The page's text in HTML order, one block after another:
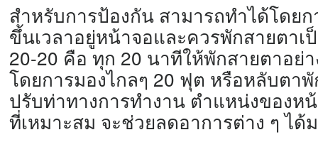
สำหรับการป้องกัน สามารถทำได้โดย
ขึ้นเวลาอยู่หน้าจอและควรพักสายตาเ
20-20 คือ ทุก 20 นาทีให้พักสายตาอย่
โดยการมองไกลๆ 20 ฟุต หรือหลับตา
ปรับท่าทางการทำงาน ตำแหน่งของห
ที่เหมาะสม จะช่วยลดอาการต่าง ๆ ได้